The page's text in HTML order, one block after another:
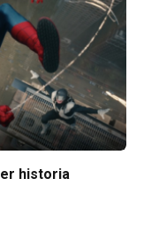
historia